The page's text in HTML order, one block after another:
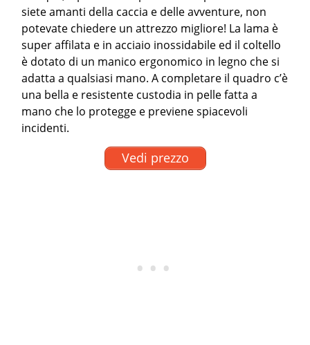
siete amanti della caccia e delle avventure, non
potevate chiedere un attrezzo migliore! La lama è
super affilata e in acciaio inossidabile ed il coltello
è dotato di un manico ergonomico in legno che si
adatta a qualsiasi mano. A completare il quadro c’è
una bella e resistente custodia in pelle fatta a
mano che lo protegge e previene spiacevoli
incidenti.
Vedi prezzo